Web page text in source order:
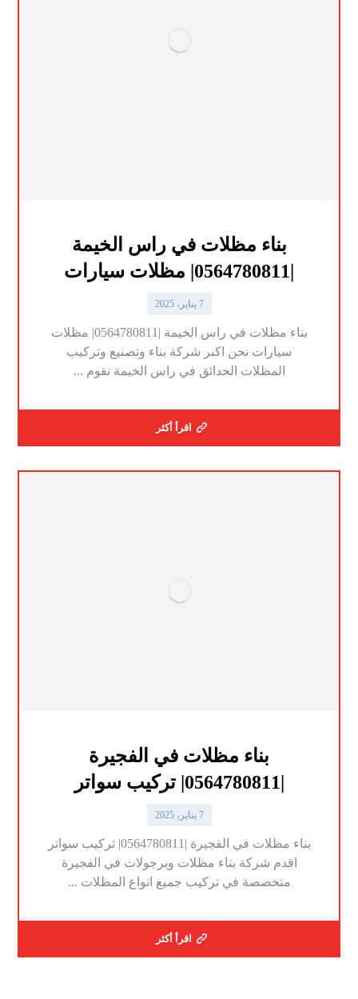
بناء مظلات في راس الخيمة
|0564780811| مظلات سيارات
7 يناير، 2025
بناء مظلات في راس الخيمة |0564780811| مظلات
سيارات نحن اكبر شركة بناء وتصنيع وتركيب
المظلات الحدائق في راس الخيمة نقوم ...
اقرأ أكثر
بناء مظلات في الفجيرة
|0564780811| تركيب سواتر
7 يناير، 2025
بناء مظلات في الفجيرة |0564780811| تركيب سواتر
اقدم شركة بناء مظلات وبرجولات في الفجيرة
متخصصة في تركيب جميع انواع المظلات ...
اقرأ أكثر